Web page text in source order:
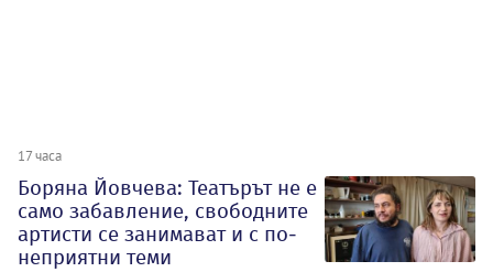
17 часа
Боряна Йовчева: Театърът не е
само забавление, свободните
артисти се занимават и с по-
неприятни теми